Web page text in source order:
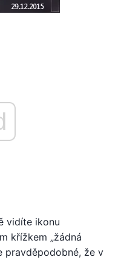
vidíte ikonu
křížkem „žádná
pravděpodobné, že v